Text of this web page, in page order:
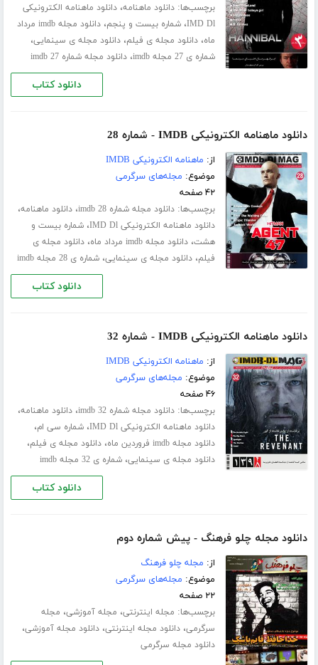
برچسب‌ها:دانلود ماهنامه،دانلود ماهنامه الکترونیکی
IMD Dl،شماره بیست و پنجم،
دانلود مجله imdb مرداد
ماه،دانلود مجله ی فیلم،دانلود مجله ی سینمایی،
شماره ی 27 مجله imdb ،دانلود مجله شماره 27 imdb
دانلود کتاب
دانلود ماهنامه الکترونیکی IMDB - شماره 28
از: ماهنامه الکترونیکی IMDB
موضوع: مجله‌های سرگرمی
۴۲ صفحه
برچسب‌ها:دانلود مجله شماره 28 imdb ،دانلود ماهنامه،
دانلود ماهنامه الکترونیکی IMD Dl ،شماره بیست و
هشت،دانلود مجله imdb مرداد ماه ،دانلود مجله ی
فیلم،دانلود مجله ی سینمایی،شماره ی 28 مجله imdb
دانلود کتاب
دانلود ماهنامه الکترونیکی IMDB - شماره 32
از: ماهنامه الکترونیکی IMDB
موضوع: مجله‌های سرگرمی
۴۶ صفحه
برچسب‌ها:دانلود مجله شماره 32 imdb ،دانلود ماهنامه،
دانلود ماهنامه الکترونیکی IMD Dl ،شماره سی ام،
دانلود مجله imdb فروردین ماه ،دانلود مجله ی فیلم،
دانلود مجله ی سینمایی،شماره ی 32 مجله imdb
دانلود کتاب
دانلود مجله چلو فرهنگ - پیش شماره دوم
از: مجله چلو فرهنگ
موضوع: مجله‌های سرگرمی
۲۲ صفحه
برچسب‌ها: مجله اینترنتی، مجله آموزشی، مجله
سرگرمی،دانلود مجله اینترنتی،دانلود مجله آموزشی،
دانلود مجله سرگرمی